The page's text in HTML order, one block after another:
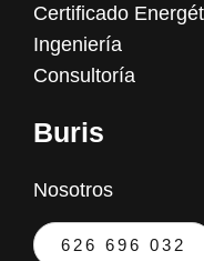
Certificado
Ingeniería
Consultoría
Buris
Nosotros
626 696 032